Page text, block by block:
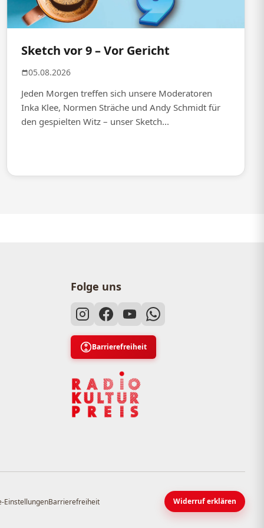
Sketch vor 9 – Vor Gericht
05.08.2026
Jeden Morgen treffen sich unsere Moderatoren
Inka Klee, Normen Sträche und Andy Schmidt für
den gespielten Witz – unser Sketch...
Folge uns
Barrierefreiheit
EinstellungenBarrierefreiheit Widerruf erklären